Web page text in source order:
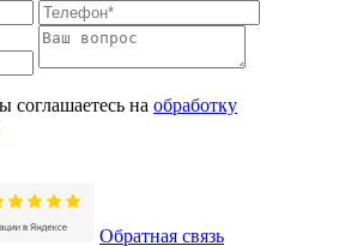
соглашаетесь на обработку
Обратная связь